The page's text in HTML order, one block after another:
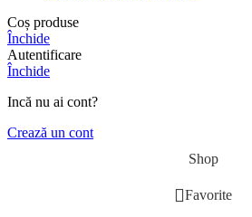
Coș produse
Închide
Autentificare
Închide
Incă nu ai cont?
Crează un cont
Shop
Favorite